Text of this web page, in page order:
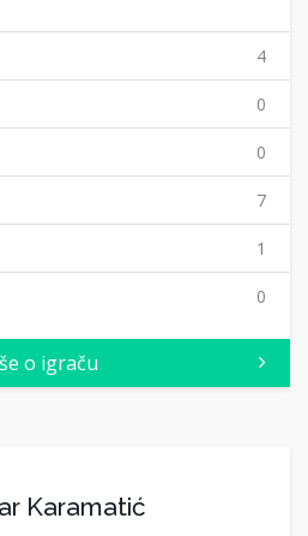
4
0
0
7
1
0
o igraču
Karamatić